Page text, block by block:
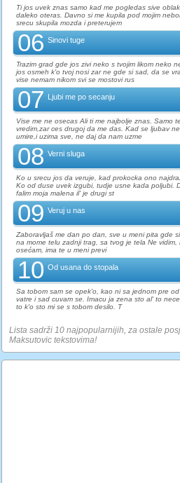
Ti jos uvek znas samo kad me pogledas sive
daleko oteras. Davno si me kupila pod mojim
srecu skupila mozda i preterujem
06 Sinovi tuge
Trazim grad gde jos zivi neko s tvojim likom neko
jos osmeh k'o tvoj nosi zar ne gde si sad, da se
vise nemam nikom svi se mostovi rus
07 Ljubi me po secanju
Vise me ne osecas Ali ti me najbolje znas. Samo
vredim,zar ces drugoj da me das. Kad se ljubav
umire,i uzima sve, ne daj da nam uzme
08 Verni sluga
Ko u srecu jos da veruje, kad prokocka ono
Ko od duse uvek izgubi, tudje usne kada poljubi.
falim moja malena il' je drugi st
09 Veruj u nas
Zaboravljaš me dan po dan, sve u meni pita gde si
na mome telu zadnji trag, sa tvog je tela Ne vidim,
osećam, ima te u meni previ
10 Od usana do stopala
Sa tobom sam se opek'o, kao ni sa jednom pre od
vatre i sad cuvam se. Imacu ja zena sto al' to
to k'o sto mi se s tobom desilo. T
Lista sadrži 10 najpopularnijih, za ostale
Maksutovic tekstovima!